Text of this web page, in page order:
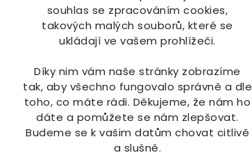
souhlas se zpracováním cookies,
takových malých souborů, které se
ukládají ve vašem prohlížeči.
Díky nim vám naše stránky zobrazíme
tak, aby všechno fungovalo správně a dle
toho, co máte rádi. Děkujeme, že nám ho
dáte a pomůžete se nám zlepšovat.
Budeme se k vašim datům chovat citlivě
a slušně.
+420 736 708 220
Blog